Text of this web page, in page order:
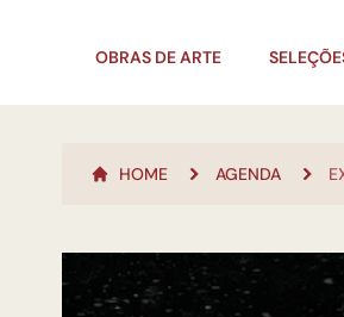
OBRAS DE ARTE
HOME AGENDA